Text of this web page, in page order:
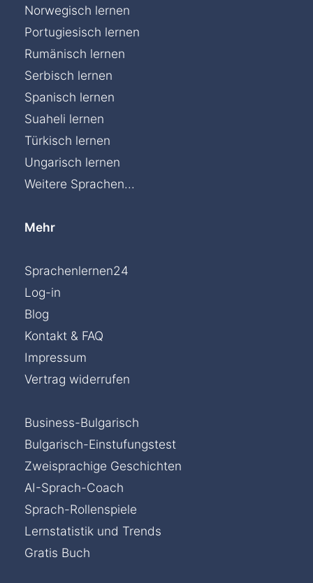
Norwegisch lernen
Portugiesisch lernen
Rumänisch lernen
Serbisch lernen
Spanisch lernen
Suaheli lernen
Türkisch lernen
Ungarisch lernen
Weitere Sprachen...
Mehr
Sprachenlernen24
Log-in
Blog
Kontakt & FAQ
Impressum
Vertrag widerrufen
Business-Bulgarisch
Bulgarisch-Einstufungstest
Zweisprachige Geschichten
AI-Sprach-Coach
Sprach-Rollenspiele
Lernstatistik und Trends
Gratis Buch